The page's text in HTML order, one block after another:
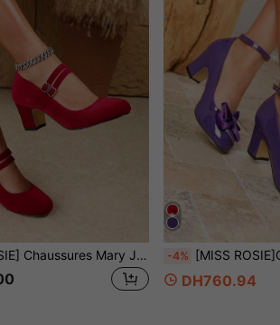
[MISS ROSIE] Chaussures Mary Jane élégantes et à la mode pour femmes, talons hauts, bride en T, double bride, bride simple, bout rond, empeigne basse, talon épais, confortables, souples, non fatigantes, rouge, blanc, violet, noir, chaussures de printemps et d'été, nouvelles chaussures de mariée, chaussures d'été à forte demande, vacances, étiquette d'affaires, rentrée scolaire, sports, Mary Jane, chaussures de mariage sur l'île, chaussures de trajet, style Y2K millénaire, style de célébrité Internet, petite taille, rehaussant la hauteur, vintage français -4% [MISS ROSIE]Chaussures Mary Jane élégantes pour femmes avec décoration de boucle ronde, bride, bout rond, talon épais et haut, fermeture à boucle facile à porter, convient pour fête/mariage/Noël/trajet de bureau/
DH760.94